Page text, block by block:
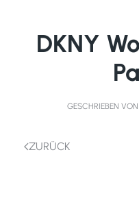
DKNY
GESCHRIEBEN VON
ZURÜCK